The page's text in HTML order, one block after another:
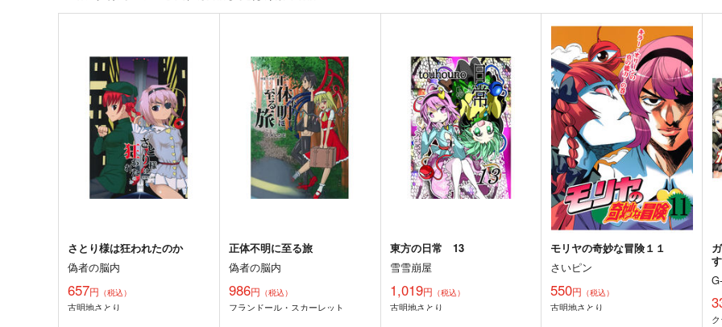
ジギザギ
330円（税込）
東方Project
因幡てゐ
霧雨魔理沙
豊聡耳神子
サンプル カート
ジギザギ
440円（税込）
東方Project
稗田阿求
本居小鈴
ルーミア
サンプル カート
ジギザギ
330円（税込）
東方Project
宇佐見蓮子
稗田阿求
犬走椛
サンプル カート
PERSONAL COLOR
770円（税込）
東方Project ゆかゆゆ
サンプル カート
さとり様は狂われたのか
偽者の脳内
657円 （税込）
古明地さとり
正体不明に至る旅
偽者の脳内
986円 （税込）
フランドール・スカーレット
東方の日常 13
雪雪崩屋
1,019円 （税込）
古明地さとり
モリヤの奇妙な冒険１１
さいピン
550円 （税込）
古明地さとり